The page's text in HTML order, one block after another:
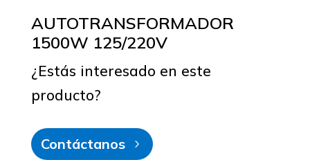
AUTOTRANSFORMADOR
1500W 125/220V
¿Estás interesado en este
producto?
Contáctanos